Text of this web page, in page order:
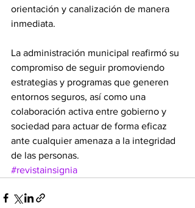
orientación y canalización de manera
inmediata.
La administración municipal reafirmó su
compromiso de seguir promoviendo
estrategias y programas que generen
entornos seguros, así como una
colaboración activa entre gobierno y
sociedad para actuar de forma eficaz
ante cualquier amenaza a la integridad
de las personas.
#revistainsignia